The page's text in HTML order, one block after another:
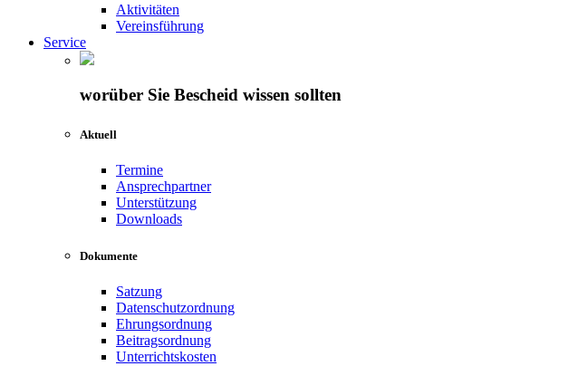
Aktivitäten
Vereinsführung
Service
worüber Sie Bescheid wissen sollten
Aktuell
Termine
Ansprechpartner
Unterstützung
Downloads
Dokumente
Satzung
Datenschutzordnung
Ehrungsordnung
Beitragsordnung
Unterrichtskosten